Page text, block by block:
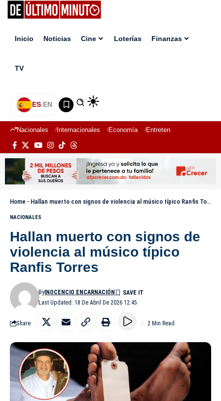
Inicio Noticias Cine Loterías Finanzas
TV
ES|EN
Nacionales Internacionales Economía Entretenimiento
Home - Hallan muerto con signos de violencia al músico típico Ranfis Torres
NACIONALES
Hallan muerto con signos de
violencia al músico típico
Ranfis Torres
Last Updated: 18 De Abril De 2026 12:45
ByINOCENCIO ENCARNACIÓN
Share 2 Min Read